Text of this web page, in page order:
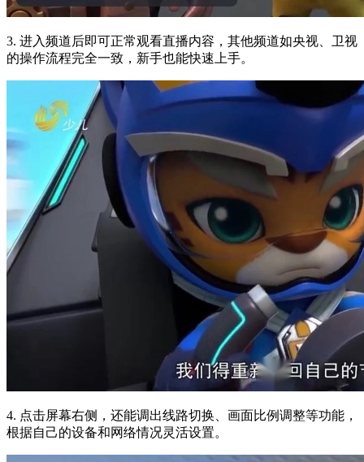
3. 进入频道后即可正常观看直播内容，其他频道如央视、卫视
的操作流程完全一致，新手也能快速上手。
4. 点击屏幕右侧，还能调出线路切换、画面比例调整等功能，
根据自己的设备和网络情况灵活设置。